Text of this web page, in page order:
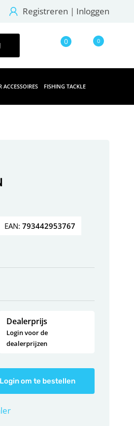
Registreren | Inloggen
0 0
ACCESSOIRES FISHING TACKLE
EAN:793442953767
Dealerprijs
Login voor de
dealerprijzen
Login om te bestellen